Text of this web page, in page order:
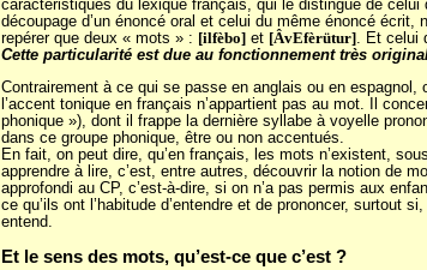
caractéristiques du lexique français, qui le distingue de celui
découpage d’un énoncé oral et celui du même énoncé
repérer que deux « mots » : [ilfèbo]et [ÂvEfèrütur]. Et celui
Cette particularité est due au fonctionnement très
Contrairement à ce qui se passe en anglais ou en
l’accent tonique en français n’appartient pas au mot. Il
phonique »), dont il frappe la dernière syllabe à voyelle
dans ce groupe phonique, être ou non accentués.
En fait, on peut dire, qu’en français, les mots n’existent,
apprendre à lire, c’est, entre autres, découvrir la notion de
approfondi au CP, c’est-à-dire, si on n’a pas permis aux
ce qu’ils ont l’habitude d’entendre et de prononcer, surtout
entend.
Et le sens des mots, qu’est-ce que c’est ?